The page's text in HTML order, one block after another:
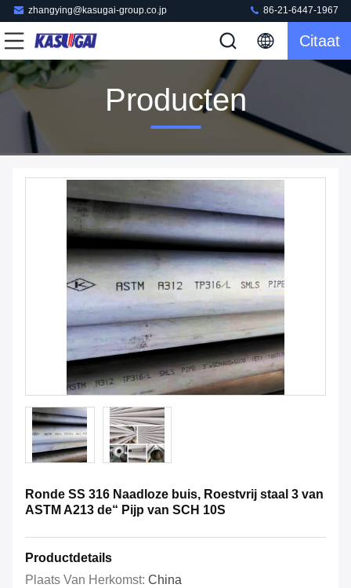
zhangying@kasugai-group.co.jp 86-21-6447-1967
Citaat
Producten
Ronde SS 316 Naadloze buis, Roestvrij staal 3 van
ASTM A213 de“ Pijp van SCH 10S
Productdetails
Plaats Van Herkomst: China